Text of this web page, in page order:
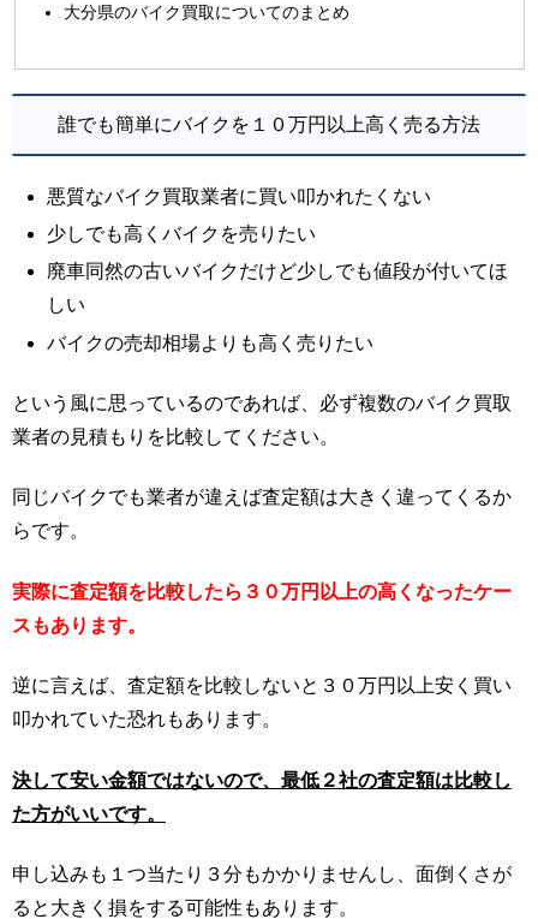
大分県のバイク買取についてのまとめ
誰でも簡単にバイクを１０万円以上高く売る方法
悪質なバイク買取業者に買い叩かれたくない
少しでも高くバイクを売りたい
廃車同然の古いバイクだけど少しでも値段が付いてほ
しい
バイクの売却相場よりも高く売りたい
という風に思っているのであれば、必ず複数のバイク買取
業者の見積もりを比較してください。
同じバイクでも業者が違えば査定額は大きく違ってくるか
らです。
実際に査定額を比較したら３０万円以上の高くなったケー
スもあります。
逆に言えば、査定額を比較しないと３０万円以上安く買い
叩かれていた恐れもあります。
決して安い金額ではないので、最低２社の査定額は比較し
た方がいいです。
申し込みも１つ当たり３分もかかりませんし、面倒くさが
ると大きく損をする可能性もあります。